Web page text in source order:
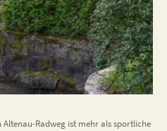
Radweg ist mehr als sportliche